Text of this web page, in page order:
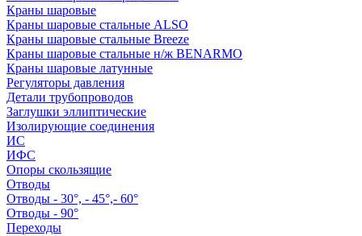
Краны шаровые
Краны шаровые стальные ALSO
Краны шаровые стальные Breeze
Краны шаровые стальные н/ж BENARMO
Краны шаровые латунные
Регуляторы давления
Детали трубопроводов
Заглушки эллиптические
Изолирующие соединения
ИС
ИФС
Опоры скользящие
Отводы
Отводы - 30°, - 45°,- 60°
Отводы - 90°
Переходы